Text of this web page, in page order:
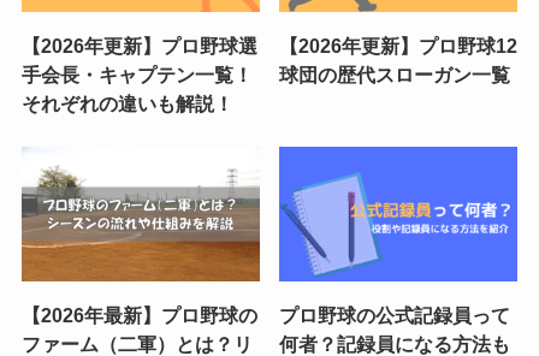
【2026年更新】プロ野球選
手会長・キャプテン一覧！
それぞれの違いも解説！
【2026年更新】プロ野球12
球団の歴代スローガン一覧
【2026年最新】プロ野球の
ファーム（二軍）とは？リ
プロ野球の公式記録員って
何者？記録員になる方法も